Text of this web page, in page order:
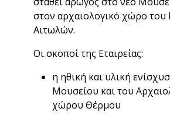
στον αρχαιολογικό χώρο του
Αιτωλών.
Οι σκοποί της Εταιρείας:
η ηθική και υλική
Μουσείου και του
χώρου Θέρμου